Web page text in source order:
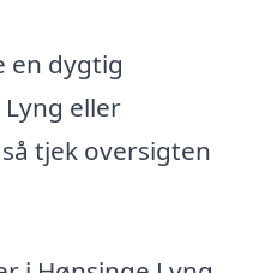
en dygtig
eller
tjek oversigten